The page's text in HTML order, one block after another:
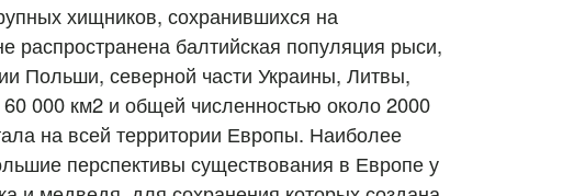
хищников, сохранившихся на
распространена балтийская популяция рыси,
Польши, северной части Украины, Литвы,
000 км2 и общей численностью около 2000
на всей территории Европы. Наиболее
перспективы существования в Европе у